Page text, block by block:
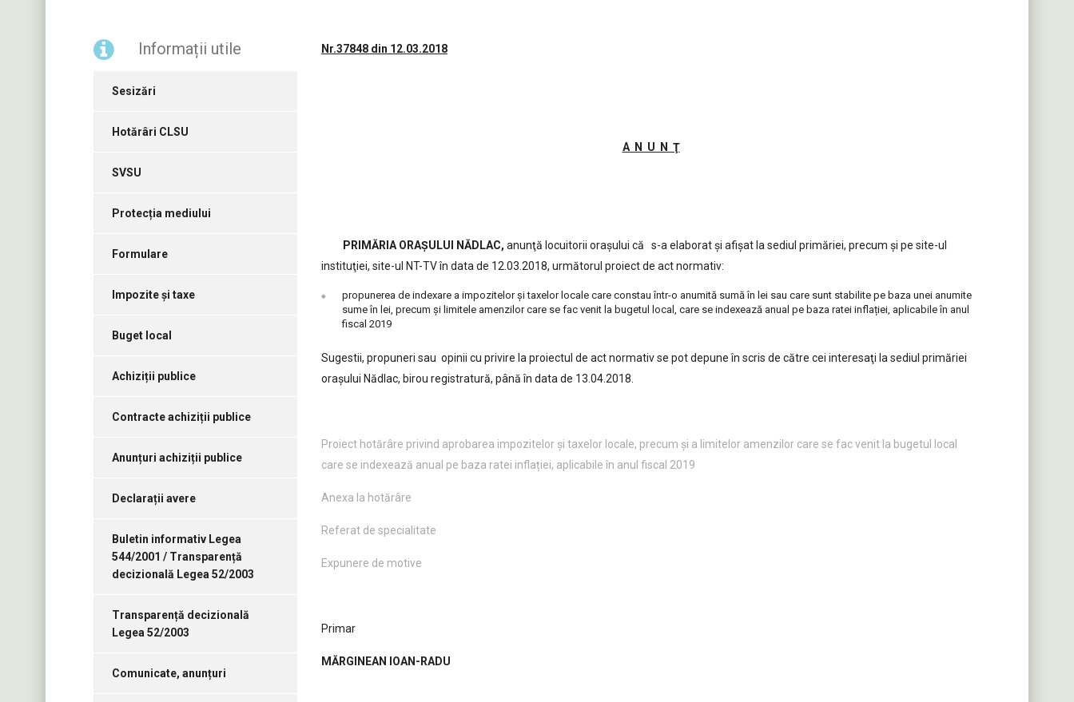
Nr.37848 din 12.03.2018
A N U N Ţ
PRIMĂRIA ORAŞULUI NĂDLAC, anunţă locuitorii oraşului că s-a elaborat şi afişat la sediul primăriei, precum şi pe site-ul
instituţiei, site-ul NT-TV în data de 12.03.2018, următorul proiect de act normativ:
propunerea de indexare a impozitelor și taxelor locale care constau într-o anumită sumă în lei sau care sunt stabilite pe baza unei anumite
sume în lei, precum și limitele amenzilor care se fac venit la bugetul local, care se indexează anual pe baza ratei inflației, aplicabile în anul
fiscal 2019
Sugestii, propuneri sau opinii cu privire la proiectul de act normativ se pot depune în scris de către cei interesaţi la sediul primăriei
oraşului Nădlac, birou registratură, până în data de 13.04.2018.
Proiect hotărâre privind aprobarea impozitelor şi taxelor locale, precum şi a limitelor amenzilor care se fac venit la bugetul local
care se indexează anual pe baza ratei inflației, aplicabile în anul fiscal 2019
Anexa la hotărâre
Referat de specialitate
Expunere de motive
Primar
MĂRGINEAN IOAN-RADU
Informații utile
Sesizări
Hotărâri CLSU
SVSU
Protecția mediului
Formulare
Impozite și taxe
Buget local
Achiziții publice
Contracte achiziții publice
Anunțuri achiziții publice
Declarații avere
Buletin informativ Legea
544/2001 / Transparență
decizională Legea 52/2003
Transparență decizională
Legea 52/2003
Comunicate, anunțuri